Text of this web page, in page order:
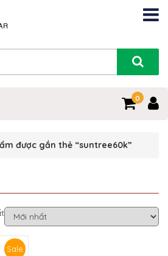
0
được gắn thẻ “suntree60k”
Sale